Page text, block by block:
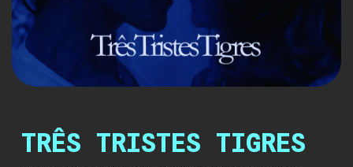
TRÊS TRISTES TIGRES